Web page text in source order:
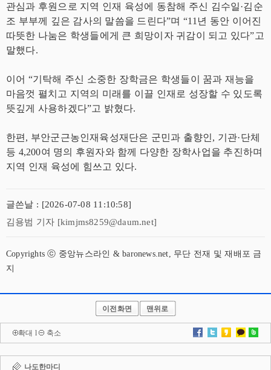
관심과 후원으로 지역 인재 육성에 동참해 주신 김수일·김순
조 부부께 깊은 감사의 말씀을 드린다”며 “11년 동안 이어진
따뜻한 나눔은 학생들에게 큰 희망이자 귀감이 되고 있다”고
말했다.
이어 “기탁해 주신 소중한 장학금은 학생들이 꿈과 재능을
마음껏 펼치고 지역의 미래를 이끌 인재로 성장할 수 있도록
뜻깊게 사용하겠다”고 밝혔다.
한편, 부안군근농인재육성재단은 군민과 출향인, 기관·단체
등 4,200여 명의 후원자와 함께 다양한 장학사업을 추진하며
지역 인재 육성에 힘쓰고 있다.
글쓴날 : [2026-07-08 11:10:58]
김용범 기자 [kimjms8259@daum.net]
Copyrights ⓒ 중앙뉴스라인 & baronews.net, 무단 전재 및 재배포 금
지
이전화면 맨위로
확대 l 축소